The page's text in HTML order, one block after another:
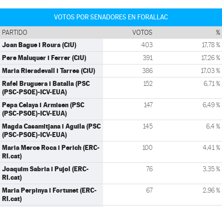
VOTOS POR SENADORES EN FORALLAC
PARTIDO VOTOS %
Joan Bague i Roura (CiU) 403 17,78 %
Pere Maluquer i Ferrer (CiU) 391 17,26 %
Maria Rieradevall i Tarres (CiU) 386 17,03 %
Rafel Bruguera i Batalla (PSC
(PSC-PSOE)-ICV-EUA)
152 6,71 %
Pepa Celaya i Armisen (PSC
(PSC-PSOE)-ICV-EUA)
147 6,49 %
Magda Casamitjana i Aguila (PSC
(PSC-PSOE)-ICV-EUA)
145 6,4 %
Maria Merce Roca i Perich (ERC-
RI.cat)
100 4,41 %
Joaquim Sabria i Pujol (ERC-
RI.cat)
76 3,35 %
Maria Perpinya i Fortunet (ERC-
RI.cat)
67 2,96 %